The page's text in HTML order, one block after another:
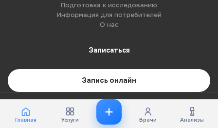
Подготовка к исследованию
Информация для потребителей
О нас
Записаться
Запись онлайн
© 2026 G8-centre. Все права защищены.
Имеются противопоказания. Необходима консультация специалиста.
Главная Услуги Врачи Анализы